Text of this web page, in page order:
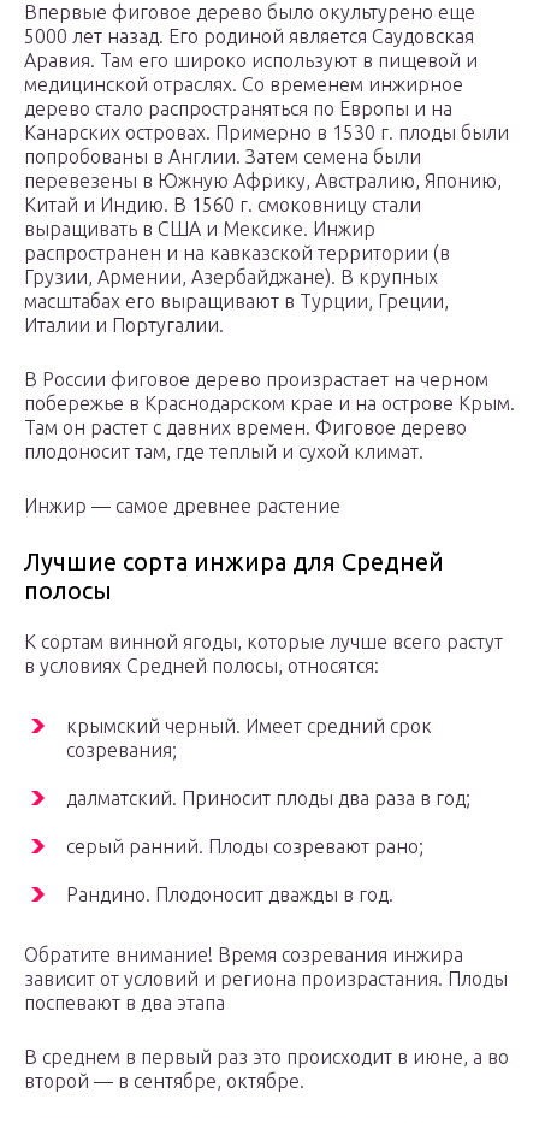
Впервые фиговое дерево было окультурено еще
5000 лет назад. Его родиной является Саудовская
Аравия. Там его широко используют в пищевой и
медицинской отраслях. Со временем инжирное
дерево стало распространяться по Европы и на
Канарских островах. Примерно в 1530 г. плоды были
попробованы в Англии. Затем семена были
перевезены в Южную Африку, Австралию, Японию,
Китай и Индию. В 1560 г. смоковницу стали
выращивать в США и Мексике. Инжир
распространен и на кавказской территории (в
Грузии, Армении, Азербайджане). В крупных
масштабах его выращивают в Турции, Греции,
Италии и Португалии.
В России фиговое дерево произрастает на черном
побережье в Краснодарском крае и на острове Крым.
Там он растет с давних времен. Фиговое дерево
плодоносит там, где теплый и сухой климат.
Инжир — самое древнее растение
Лучшие сорта инжира для Средней
полосы
К сортам винной ягоды, которые лучше всего растут
в условиях Средней полосы, относятся:
крымский черный. Имеет средний срок
созревания;
далматский. Приносит плоды два раза в год;
серый ранний. Плоды созревают рано;
Рандино. Плодоносит дважды в год.
Обратите внимание! Время созревания инжира
зависит от условий и региона произрастания. Плоды
поспевают в два этапа
В среднем в первый раз это происходит в июне, а во
второй — в сентябре, октябре.